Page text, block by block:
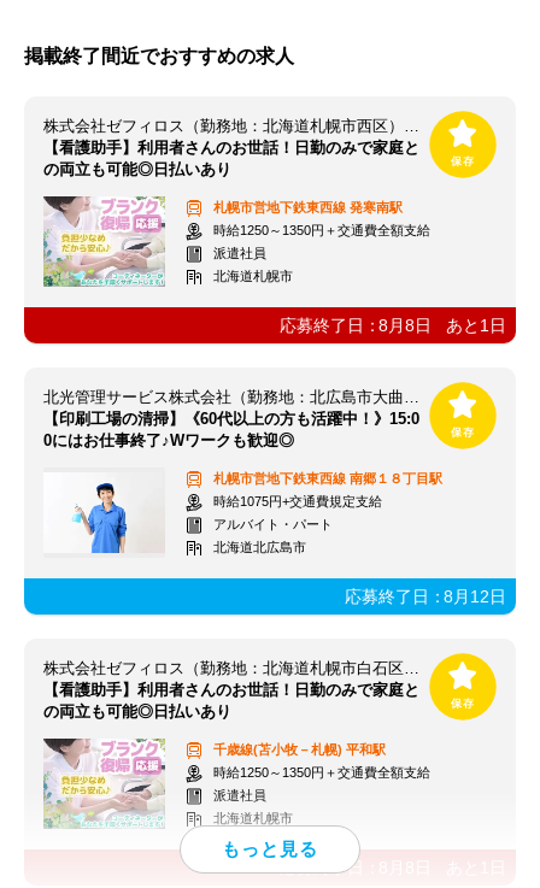
掲載終了間近でおすすめの求人
株式会社ゼフィロス（勤務地：北海道札幌市西区）※案件ID：北00040
【看護助手】利用者さんのお世話！日勤のみで家庭と
の両立も可能◎日払いあり
札幌市営地下鉄東西線 発寒南駅
時給1250～1350円＋交通費全額支給
派遣社員
北海道札幌市
応募終了日：8月8日 あと 1 日
北光管理サービス株式会社（勤務地：北広島市大曲工業団地）
【印刷工場の清掃】《60代以上の方も活躍中！》15:0
0にはお仕事終了♪Wワークも歓迎◎
札幌市営地下鉄東西線 南郷１８丁目駅
時給1075円+交通費規定支給
アルバイト・パート
北海道北広島市
応募終了日：8月12日
株式会社ゼフィロス（勤務地：北海道札幌市白石区）※案件ID：北00065
【看護助手】利用者さんのお世話！日勤のみで家庭と
の両立も可能◎日払いあり
千歳線(苫小牧－札幌) 平和駅
時給1250～1350円＋交通費全額支給
派遣社員
北海道札幌市
応募終了日：